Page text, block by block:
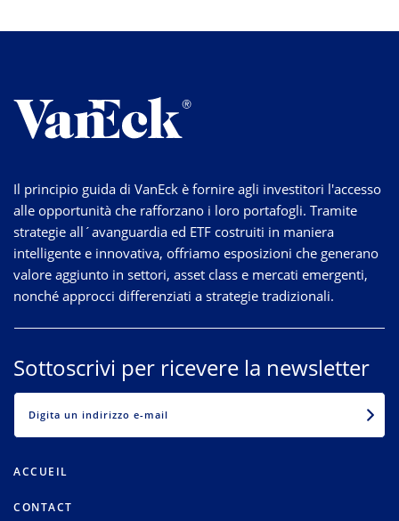
Il principio guida di VanEck è fornire agli investitori l'accesso
alle opportunità che rafforzano i loro portafogli. Tramite
strategie all´avanguardia ed ETF costruiti in maniera
intelligente e innovativa, offriamo esposizioni che generano
valore aggiunto in settori, asset class e mercati emergenti,
nonché approcci differenziati a strategie tradizionali.
Sottoscrivi per ricevere la newsletter
ACCUEIL
CONTACT